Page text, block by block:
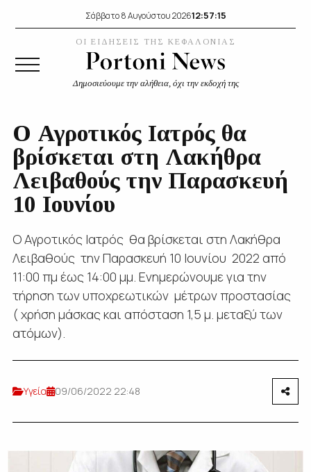
Σάββατο 8 Αυγούστου 202612:57:16
ΟΙ ΕΙΔΗΣΕΙΣ ΤΗΣ ΚΕΦΑΛΟΝΙΑΣ
Δημοσιεύουμε την αλήθεια, όχι την εκδοχή της
O Αγροτικός Ιατρός θα
βρίσκεται στη Λακήθρα
Λειβαθούς την Παρασκευή
10 Ιουνίου
O Αγροτικός Ιατρός θα βρίσκεται στη Λακήθρα
Λειβαθούς την Παρασκευή 10 Ιουνίου 2022 από
11:00 πμ έως 14:00 μμ. Ενημερώνουμε για την
τήρηση των υποχρεωτικών μέτρων προστασίας
( χρήση μάσκας και απόσταση 1,5 μ. μεταξύ των
ατόμων).
Υγεία 09/06/2022 22:48